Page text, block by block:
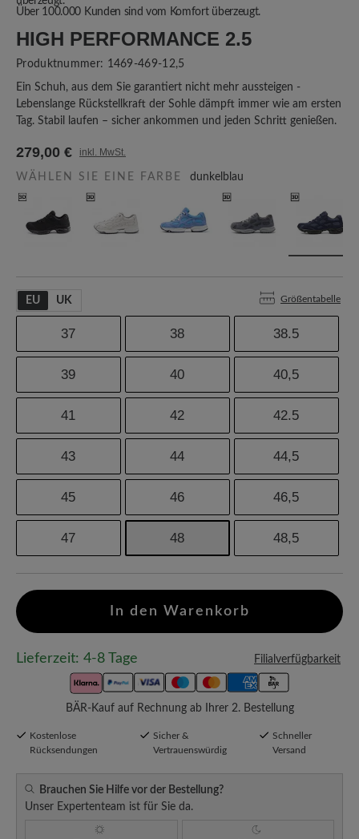
Über 100.000 Kunden sind vom Komfort überzeugt.
HIGH PERFORMANCE 2.5
Produktnummer: 1469-469-12,5
Ein Schuh, aus dem Sie garantiert nicht mehr aussteigen -
Lebenslange Rückstellkraft der Sohle dämpft immer wie am ersten
Tag. Stabil laufen – sicher ankommen und jeden Schritt genießen.
279,00 € inkl. MwSt.
WÄHLEN SIE EINE FARBE dunkelblau
EU UK Größentabelle
37 38 38.5
39 40 40,5
41 42 42.5
43 44 44,5
45 46 46,5
47 48 48,5
In den Warenkorb
Lieferzeit: 4-8 Tage Filialverfügbarkeit
BÄR-Kauf auf Rechnung ab Ihrer 2. Bestellung
Kostenlose
Rücksendungen
Sicher &
Vertrauenswürdig
Schneller
Versand
Brauchen Sie Hilfe vor der Bestellung?
Unser Expertenteam ist für Sie da.